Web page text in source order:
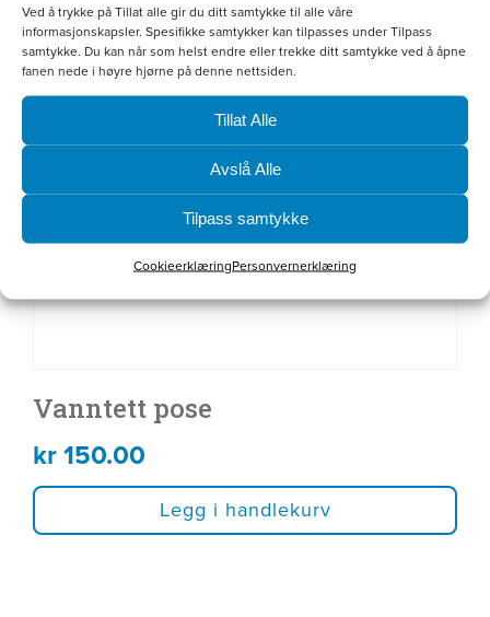
Ved å trykke på Tillat alle gir du ditt samtykke til alle våre
informasjonskapsler. Spesifikke samtykker kan tilpasses under Tilpass
samtykke. Du kan når som helst endre eller trekke ditt samtykke ved å åpne
fanen nede i høyre hjørne på denne nettsiden.
Tillat Alle
Avslå Alle
Tilpass samtykke
CookieerklæringPersonvernerklæring
Vanntett pose
kr150.00
Legg i handlekurv